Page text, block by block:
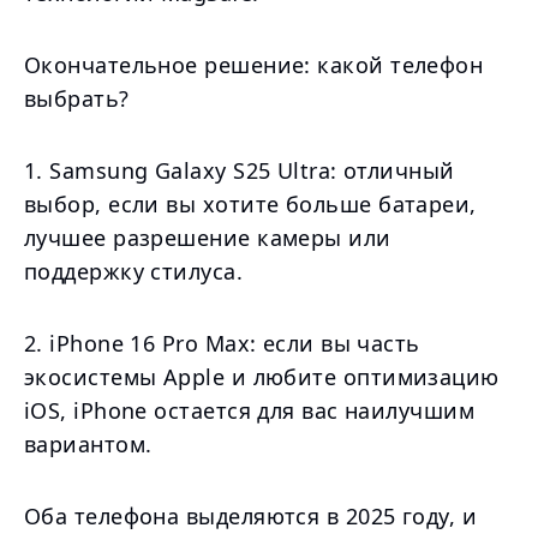
Окончательное решение: какой телефон
выбрать?
1. Samsung Galaxy S25 Ultra: отличный
выбор, если вы хотите больше батареи,
лучшее разрешение камеры или
поддержку стилуса.
2. iPhone 16 Pro Max: если вы часть
экосистемы Apple и любите оптимизацию
iOS, iPhone остается для вас наилучшим
вариантом.
Оба телефона выделяются в 2025 году, и